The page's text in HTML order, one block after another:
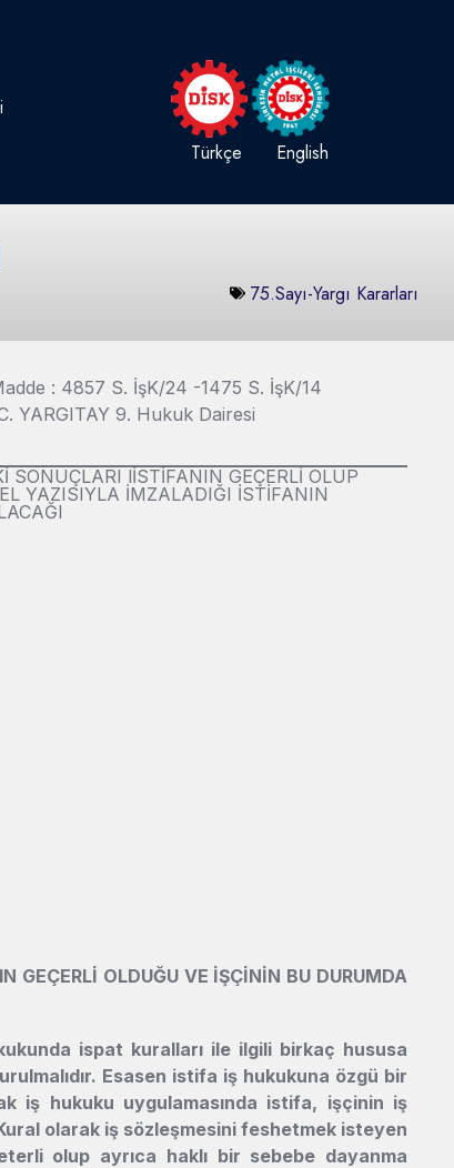
Türkçe
English
75.Sayı-Yargı Kararları
: 4857 S. İşK/24 -1475 S. İşK/14
YARGITAY 9. Hukuk Dairesi
lİSTİFANIN GEÇERLİ OLUP
YAZISIYLA İMZALADIĞI İSTİFANIN
GEÇERLİ OLDUĞU VE İŞÇİNİN BU DURUMDA
ispat kuralları ile ilgili birkaç hususa
Esasen istifa iş hukukuna özgü bir
iş hukuku uygulamasında istifa, işçinin iş
olarak iş sözleşmesini feshetmek isteyen
olup ayrıca haklı bir sebebe dayanma